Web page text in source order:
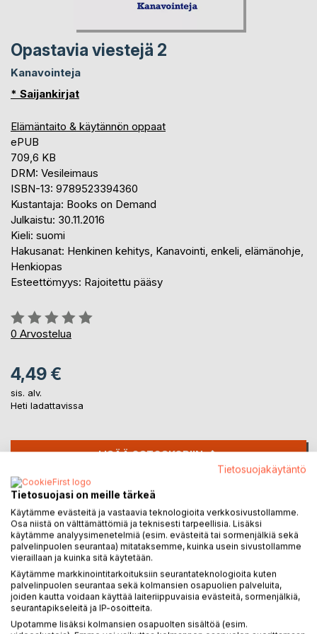
Opastavia viestejä 2
Kanavointeja
* Saijankirjat
Elämäntaito & käytännön oppaat
ePUB
709,6 KB
DRM: Vesileimaus
ISBN-13: 9789523394360
Kustantaja: Books on Demand
Julkaistu: 30.11.2016
Kieli: suomi
Hakusanat: Henkinen kehitys, Kanavointi, enkeli, elämänohje,
Henkiopas
Esteettömyys: Rajoitettu pääsy
Arvostelu::
0%
0 Arvostelua
4,49 €
sis. alv.
Heti ladattavissa
LISÄÄ OSTOSKORIIN
Lisää muistilistalle
Arvostele tuote
KUVAUS
Tietosuojakäytäntö
Tietosuojasi on meille tärkeä
Käytämme evästeitä ja vastaavia teknologioita verkkosivustollamme.
Osa niistä on välttämättömiä ja teknisesti tarpeellisia. Lisäksi
käytämme analyysimenetelmiä (esim. evästeitä tai sormenjälkiä sekä
palvelinpuolen seurantaa) mitataksemme, kuinka usein sivustollamme
vieraillaan ja kuinka sitä käytetään.
Käytämme markkinointitarkoituksiin seurantateknologioita kuten
palvelinpuolen seurantaa sekä kolmansien osapuolien palveluita,
joiden kautta voidaan käyttää laiteriippuvaisia evästeitä, sormenjälkiä,
seurantapikseleitä ja IP-osoitteita.
Upotamme lisäksi kolmansien osapuolten sisältöä (esim.